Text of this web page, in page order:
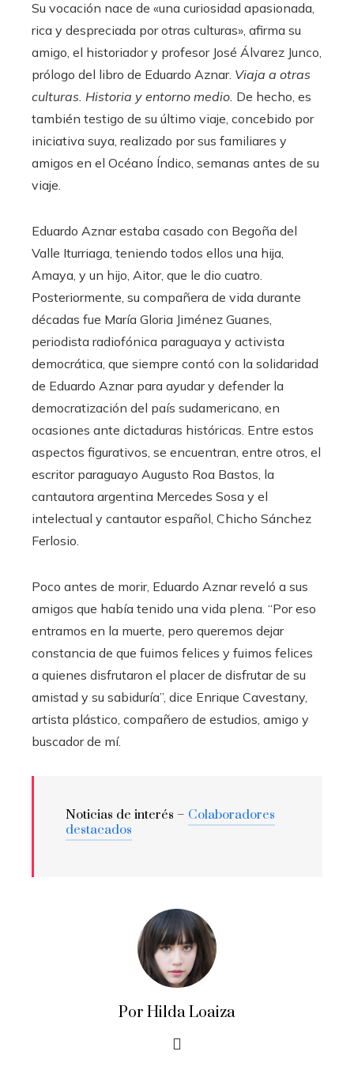
Su vocación nace de «una curiosidad apasionada,
rica y despreciada por otras culturas», afirma su
amigo, el historiador y profesor José Álvarez Junco,
prólogo del libro de Eduardo Aznar. Viaja a otras
culturas. Historia y entorno medio. De hecho, es
también testigo de su último viaje, concebido por
iniciativa suya, realizado por sus familiares y
amigos en el Océano Índico, semanas antes de su
viaje.
Eduardo Aznar estaba casado con Begoña del
Valle Iturriaga, teniendo todos ellos una hija,
Amaya, y un hijo, Aitor, que le dio cuatro.
Posteriormente, su compañera de vida durante
décadas fue María Gloria Jiménez Guanes,
periodista radiofónica paraguaya y activista
democrática, que siempre contó con la solidaridad
de Eduardo Aznar para ayudar y defender la
democratización del país sudamericano, en
ocasiones ante dictaduras históricas. Entre estos
aspectos figurativos, se encuentran, entre otros, el
escritor paraguayo Augusto Roa Bastos, la
cantautora argentina Mercedes Sosa y el
intelectual y cantautor español, Chicho Sánchez
Ferlosio.
Poco antes de morir, Eduardo Aznar reveló a sus
amigos que había tenido una vida plena. “Por eso
entramos en la muerte, pero queremos dejar
constancia de que fuimos felices y fuimos felices
a quienes disfrutaron el placer de disfrutar de su
amistad y su sabiduría”, dice Enrique Cavestany,
artista plástico, compañero de estudios, amigo y
buscador de mí.
Noticias de interés – Colaboradores
destacados
Por Hilda Loaiza